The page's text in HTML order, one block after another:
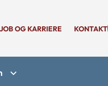
JOB OG KARRIERE KONTAKT